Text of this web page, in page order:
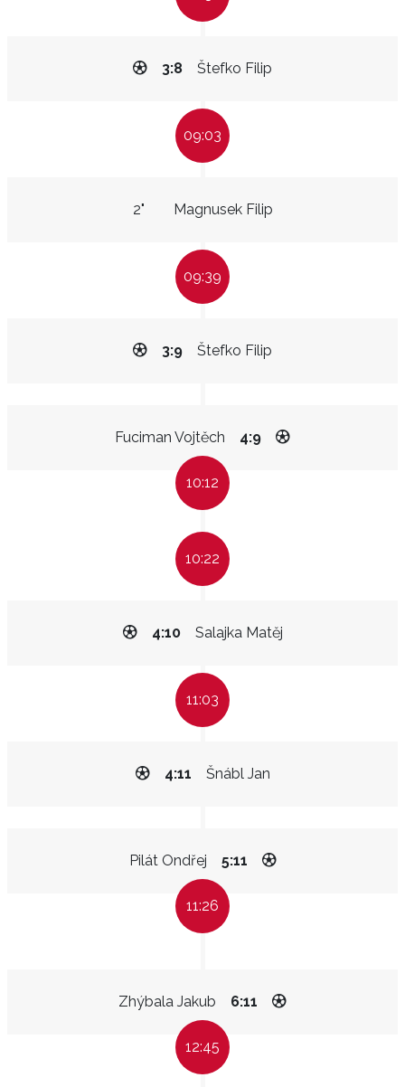
Štefko Filip
3:8
09:03
Magnusek Filip
2"
09:39
Štefko Filip
3:9
Fuciman Vojtěch 4:9
10:12
10:22
Salajka Matěj
4:10
11:03
Šnábl Jan
4:11
Pilát Ondřej 5:11
11:26
Zhýbala Jakub 6:11
12:45